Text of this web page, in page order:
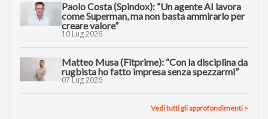
Paolo Costa (Spindox): “Un agente AI lavora
come Superman, ma non basta ammirarlo per
creare valore”
10 Lug 2026
Matteo Musa (Fitprime): “Con la disciplina da
rugbista ho fatto impresa senza spezzarmi”
07 Lug 2026
Vedi tutti gli approfondimenti >